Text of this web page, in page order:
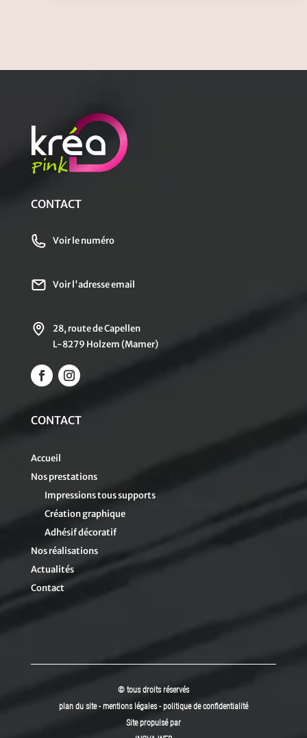
CONTACT
Voir le numéro
Voir l'adresse email
28, route de Capellen
L-8279 Holzem (Mamer)
CONTACT
Accueil
Nos prestations
Impressions tous supports
Création graphique
Adhésif décoratif
Nos réalisations
Actualités
Contact
© tous droits réservés
plan du site-mentions légales -politique de confidentialité
Site propulsé par